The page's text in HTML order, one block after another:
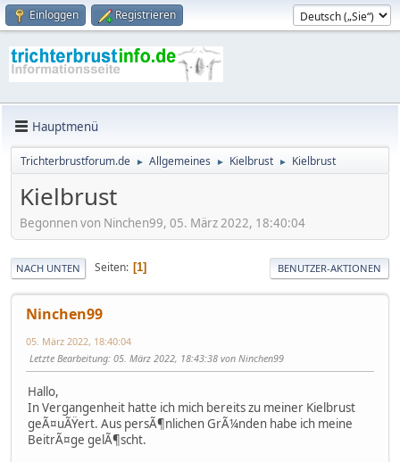
Einloggen Registrieren
Hauptmenü
Trichterbrustforum.de ► Allgemeines ► Kielbrust ► Kielbrust
Kielbrust
Begonnen von Ninchen99, 05. März 2022, 18:40:04
NACH UNTEN Seiten 1 BENUTZER-AKTIONEN
Ninchen99
05. März 2022, 18:40:04
Letzte Bearbeitung: 05. März 2022, 18:43:38 von Ninchen99
Hallo,
In Vergangenheit hatte ich mich bereits zu meiner Kielbrust
geÃ¤uÃŸert. Aus persÃ¶nlichen GrÃ¼nden habe ich meine
BeitrÃ¤ge gelÃ¶scht.